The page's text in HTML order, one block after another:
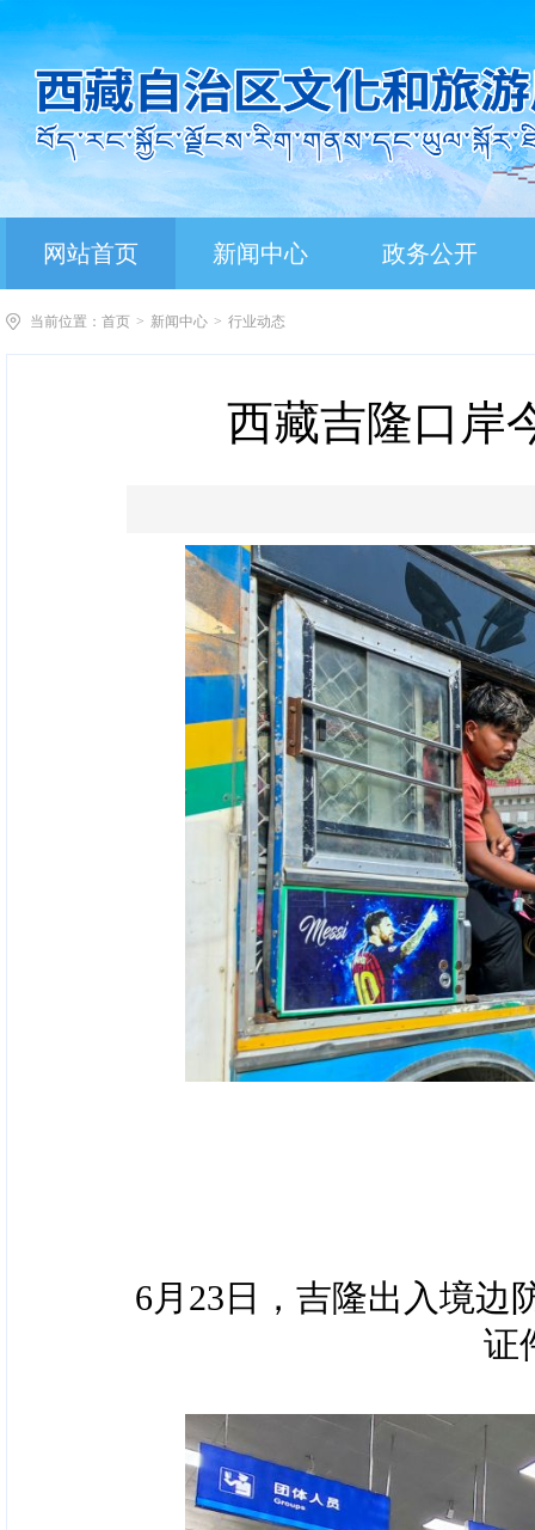
网站首页 新闻中心 政务公开
当前位置： 首页 > 新闻中心 > 行业动态
西藏吉隆口岸
6月23日，吉隆出入境边
证